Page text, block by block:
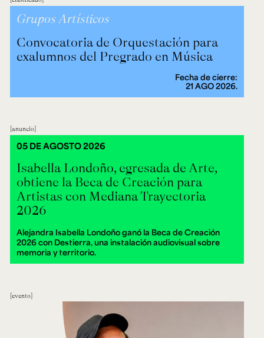
Grupos Artísticos
Convocatoria de Orquestación para
exalumnos del Pregrado en Música
Fecha de cierre:
21 AGO 2026.
anuncio
Isabella Londoño, egresada de Arte,
obtiene la Beca de Creación para
Artistas con Mediana Trayectoria
2026
Alejandra Isabella Londoño ganó la Beca de Creación
2026 con Destierra, una instalación audiovisual sobre
memoria y territorio.
05 DE AGOSTO 2026
evento